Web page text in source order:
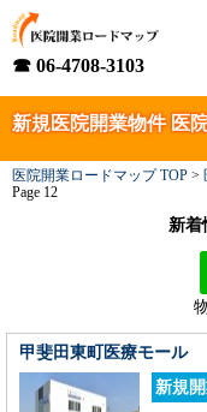
☎ 06-4708-3103
新規医院開業物件 医
医院開業ロードマップ TOP >
Page 12
新着
甲斐田東町医療モール
新規